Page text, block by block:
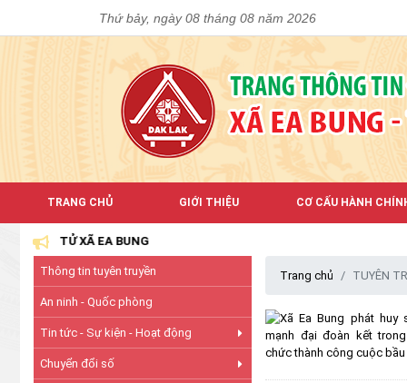
Thứ bảy, ngày 08 tháng 08 năm 2026
TRANG CHỦ GIỚI THIỆU CƠ CẤU HÀNH
TỬ XÃ EA BUNG
Thông tin tuyên truyền
An ninh - Quốc phòng
Tin tức - Sự kiện - Hoạt động
Chuyển đổi số
Trang chủ TUYÊN